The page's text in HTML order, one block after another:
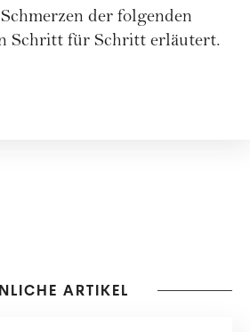
der folgenden
Schritt für Schritt erläutert.
ARTIKEL